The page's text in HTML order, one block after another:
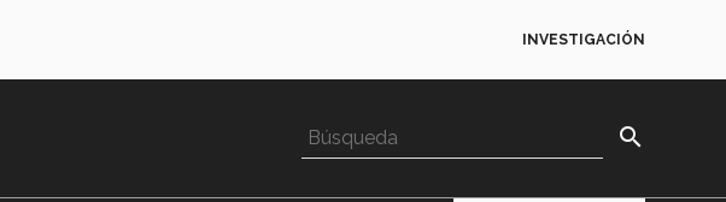
INVESTIGACIÓN
search